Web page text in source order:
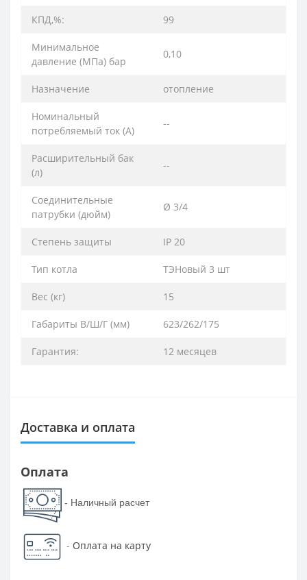
КПД,%: 99
Минимальное
давление (МПа) бар
0,10
Назначение отопление
Номинальный
потребляемый ток (A)
--
Расширительный бак
(л)
--
Соединительные
патрубки (дюйм)
Ø 3/4
Степень защиты IP 20
Тип котла ТЭНовый 3 шт
Вес (кг) 15
Габариты В/Ш/Г (мм) 623/262/175
Гарантия: 12 месяцев
Доставка и оплата
Оплата
- Наличный расчет
- Оплата на карту